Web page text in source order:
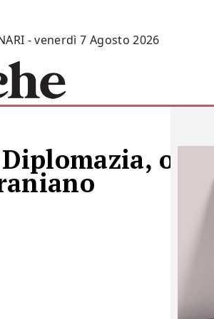
- venerdì 7 Agosto 2026